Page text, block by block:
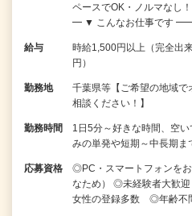
ペースでOK・ノル
━ ▼ こんなお仕事です
給与
時給1,500円以上（完全出
円）
勤務地
千葉県等【ご希望の地域
相談ください！】
勤務時間
1日5分～好きな時間、空
みの単発や短期～中長期
応募資格
◎PC・スマートフォンを
なため） ◎未経験者大歓
女性の登録多数 ◎年齢不